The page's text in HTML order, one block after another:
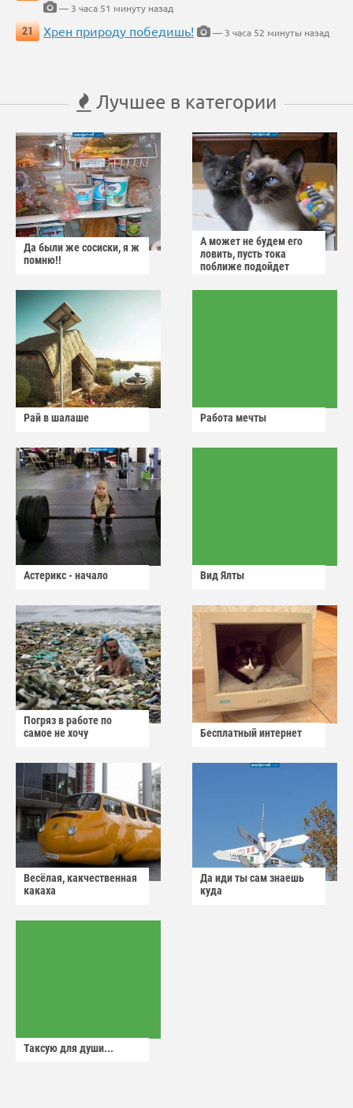
— 3 часа 51 минуту назад
21
Хрен природу победишь! — 3 часа 52 минуты назад
Лучшее в категории
Да были же сосиски, я ж
помню!!
А может не будем его
ловить, пусть тока
поближе подойдет
Рай в шалаше Работа мечты
Астерикс - начало Вид Ялты
Погряз в работе по
самое не хочу
Бесплатный интернет
Весёлая, какчественная
какаха
Да иди ты сам знаешь
куда
Таксую для души...